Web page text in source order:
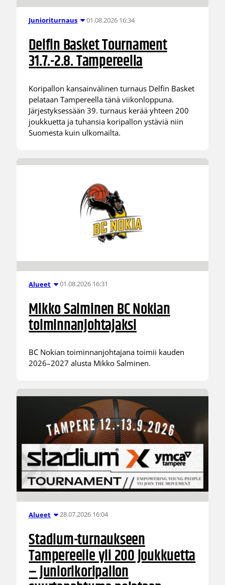
Junioriturnaus 01.08.2026 16:34
Delfin Basket Tournament
31.7.-2.8. Tampereella
Koripallon kansainvälinen turnaus Delfin Basket
pelataan Tampereella tänä viikonloppuna.
Järjestyksessään 39. turnaus kerää yhteen 200
joukkuetta ja tuhansia koripallon ystäviä niin
Suomesta kuin ulkomailta.
Alueet 01.08.2026 16:31
Mikko Salminen BC Nokian
toiminnanjohtajaksi
BC Nokian toiminnanjohtajana toimii kauden
2026–2027 alusta Mikko Salminen.
Alueet 28.07.2026 16:04
Stadium-turnaukseen
Tampereelle yli 200 joukkuetta
– juniorikoripallon